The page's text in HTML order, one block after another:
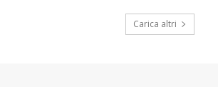
Carica altri